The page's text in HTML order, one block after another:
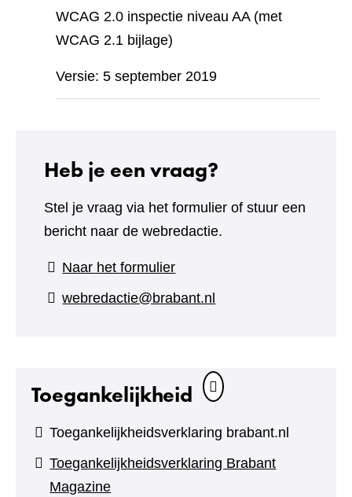
WCAG 2.0 inspectie niveau AA (met
WCAG 2.1 bijlage)
Versie: 5 september 2019
Heb je een vraag?
Stel je vraag via het formulier of stuur een
bericht naar de webredactie.
Naar het formulier(verwijst
naar
webredactie@brabant.nl
Toegankelijkheid
Toegankelijkheidsverklaring brabant.nl
Toegankelijkheidsverklaring Brabant
Magazine